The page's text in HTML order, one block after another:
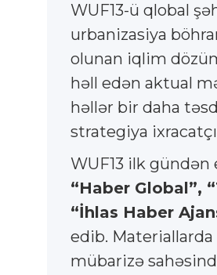
WUF13-ü qlobal
urbanizasiya
olunan iqlim
həll edən aktual
həllər bir daha
strategiya
WUF13 ilk gündən
“Haber Global”,
“İhlas Haber
edib. Materiallarda
mübarizə